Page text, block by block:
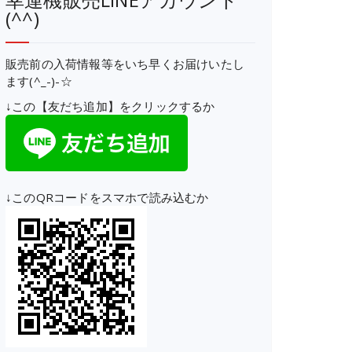
(^^)
販売前の入荷情報等をいち早くお届けいたし
ます(^_-)-☆
↓この【友だち追加】をクリックするか
↓このQRコードをスマホで読み込むか